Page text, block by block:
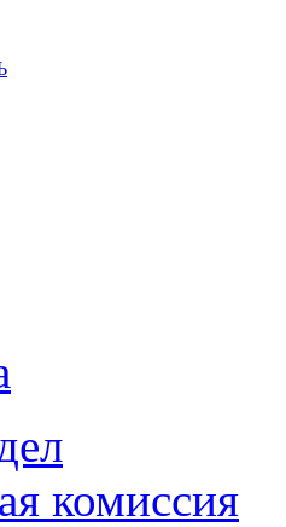
комиссия